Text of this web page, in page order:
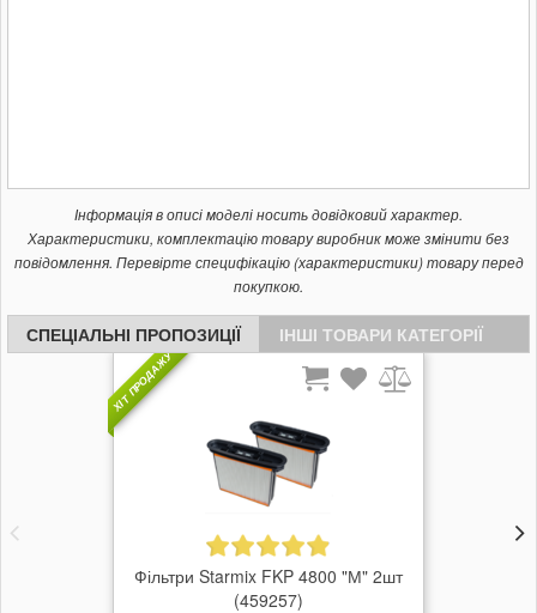
Інформація в описі моделі носить довідковий характер.
Характеристики, комплектацію товару виробник може змінити без
повідомлення. Перевірте специфікацію (характеристики) товару перед
покупкою.
СПЕЦІАЛЬНІ ПРОПОЗИЦІЇ ІНШІ ТОВАРИ КАТЕГОРІЇ
ХІТ ПРОДАЖУ
Фільтри Starmix FKP 4800 "М" 2шт
(459257)